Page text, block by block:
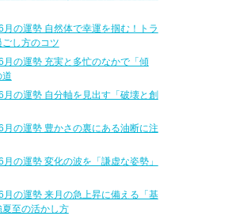
の運勢 自然体で幸運を掴む！トラ
し方のコツ
の運勢 充実と多忙のなかで「傾
道
月の運勢 自分軸を見出す「破壊と創
の運勢 豊かさの裏にある油断に注
の運勢 変化の波を「謙虚な姿勢」
の運勢 来月の急上昇に備える「基
至の活かし方